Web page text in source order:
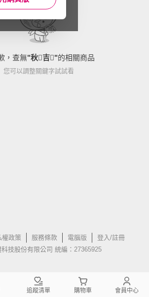
，查無"秋吉"的相關商品
您可以調整關鍵字試試看
權政策 服務條款 電腦版
登入/註冊
科技股份有限公司 統編：27365925
追蹤清單 購物車 會員中心